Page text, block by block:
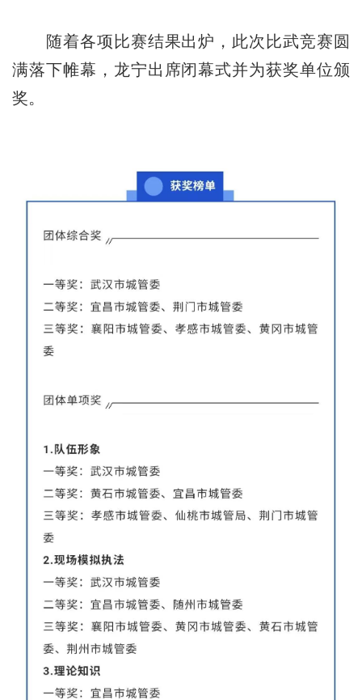
随着各项比赛结果出炉，此次比武竞赛圆
满落下帷幕，龙宁出席闭幕式并为获奖单位颁
奖。